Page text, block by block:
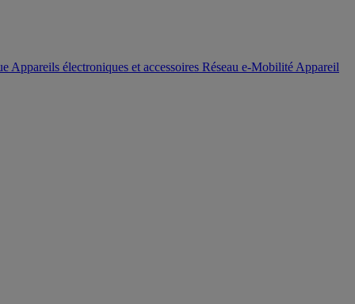
Appareils électroniques et accessoires Réseau e-Mobilité Appareil